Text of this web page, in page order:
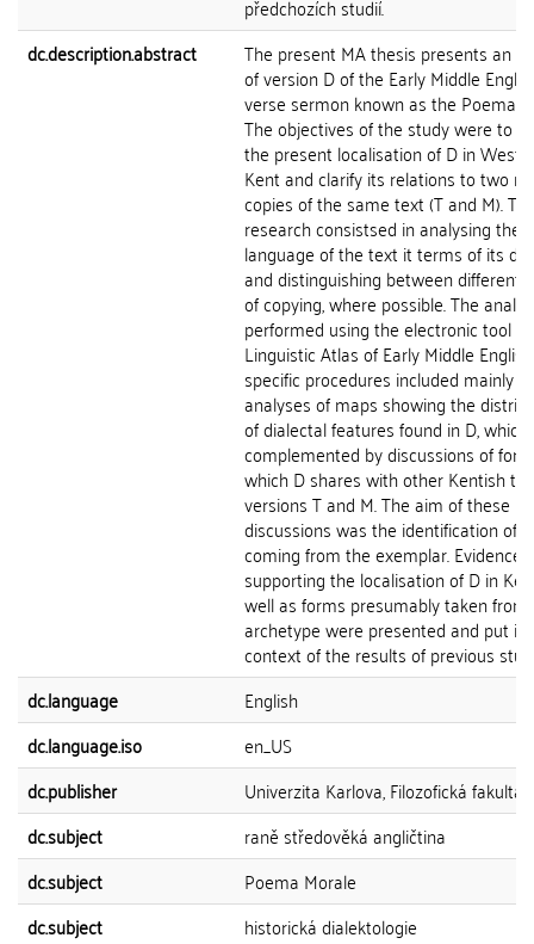
předchozích studií.
dc.description.abstract
The present MA thesis presents an
of version D of the Early Middle
verse sermon known as the Poema
The objectives of the study were to
the present localisation of D in
Kent and clarify its relations to two
copies of the same text (T and M).
research consistsed in analysing the
language of the text it terms of its
and distinguishing between different
of copying, where possible. The
performed using the electronic tool
Linguistic Atlas of Early Middle English,
specific procedures included mainly
analyses of maps showing the
of dialectal features found in D,
complemented by discussions of
which D shares with other Kentish
versions T and M. The aim of these
discussions was the identification of
coming from the exemplar. Evidence
supporting the localisation of D in
well as forms presumably taken
archetype were presented and put in
context of the results of previous
dc.language
English
dc.language.iso
en_US
dc.publisher
Univerzita Karlova, Filozofická fakulta
dc.subject
raně středověká angličtina
dc.subject
Poema Morale
dc.subject
historická dialektologie